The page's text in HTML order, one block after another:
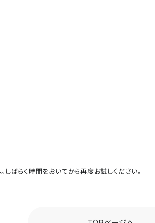
ばらく時間をおいてから再度お試しください。